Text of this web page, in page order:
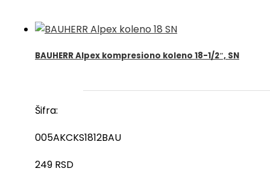
BAUHERR Alpex kompresiono koleno 18-1/2″, SN
Šifra:
005AKCKS1812BAU
249 RSD